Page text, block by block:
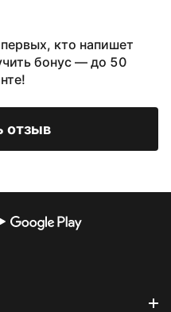
кто напишет
бонус — до 50
отзыв